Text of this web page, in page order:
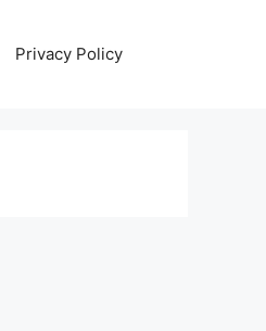
Privacy Policy